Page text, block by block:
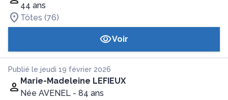
44 ans
Tôtes (76)
Voir
Publié le jeudi 19 février 2026
Marie-Madeleine LEFIEUX
Née AVENEL - 84 ans